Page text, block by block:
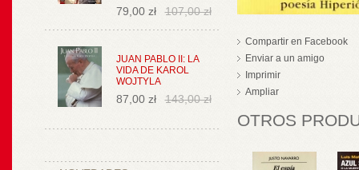
79,00 zł 107,00 zł
JUAN PABLO II: LA
VIDA DE KAROL
WOJTYLA
87,00 zł 143,00 zł
Compartir en Facebook
Enviar a un amigo
Imprimir
Ampliar
OTROS